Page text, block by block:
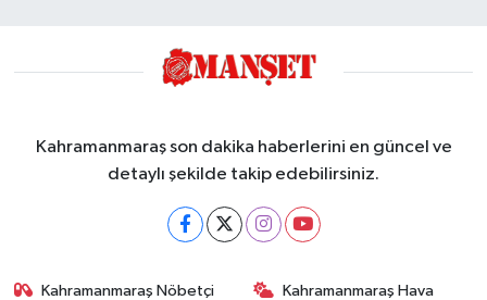
Kahramanmaraş son dakika haberlerini en güncel ve
detaylı şekilde takip edebilirsiniz.
Kahramanmaraş Nöbetçi
Kahramanmaraş Hava